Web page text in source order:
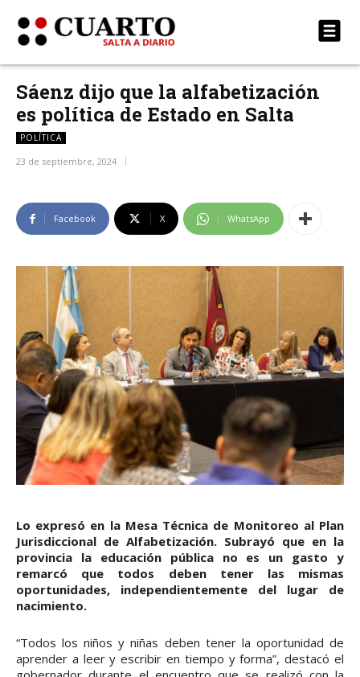
Sáenz dijo que la alfabetización
es política de Estado en Salta
POLÍTICA
23 de septiembre, 2024
Facebook X WhatsApp
Lo expresó en la Mesa Técnica de Monitoreo al Plan
Jurisdiccional de Alfabetización. Subrayó que en la
provincia la educación pública no es un gasto y
remarcó que todos deben tener las mismas
oportunidades, independientemente del lugar de
nacimiento.
“Todos los niños y niñas deben tener la oportunidad de
aprender a leer y escribir en tiempo y forma”, destacó el